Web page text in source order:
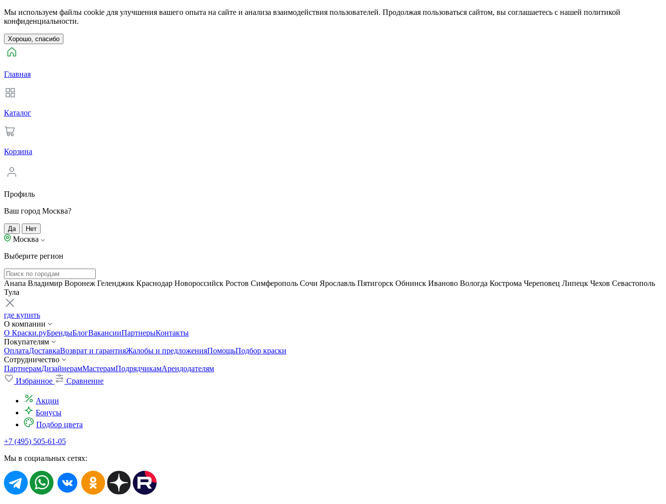
Мы используем файлы cookie для улучшения вашего опыта на сайте и анализа взаимодействия пользователей. Продолжая пользоваться сайтом, вы соглашаетесь с нашей политикой
конфиденциальности.
Хорошо, спасибо
Главная
Каталог
Корзина
Профиль
Ваш город Москва?
Да Нет
Москва
Выберите регион
Анапа Владимир Воронеж Геленджик Краснодар Новороссийск Ростов Симферополь Сочи Ярославль Пятигорск Обнинск Иваново Вологда Кострома Череповец Липецк Чехов Севастополь
Тула
где купить
О компании
О Краски.руБрендыБлогВакансииПартнерыКонтакты
Покупателям
ОплатаДоставкаВозврат и гарантияЖалобы и предложенияПомощьПодбор краски
Сотрудничество
ПартнерамДизайнерамМастерамПодрядчикамАрендодателям
Избранное
Сравнение
Акции
Бонусы
Подбор цвета
+7 (495) 505-61-05
Мы в социальных сетях: